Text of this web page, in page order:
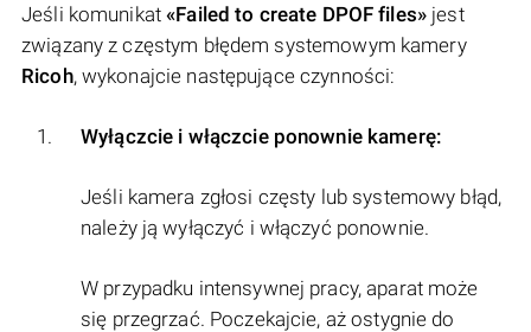
Jeśli komunikat«Failed to create DPOF files» jest
związany z częstym błędem systemowym kamery
Ricoh, wykonajcie następujące czynności:
Wyłączcie i włączcie ponownie kamerę:
Jeśli kamera zgłosi częsty lub systemowy błąd,
należy ją wyłączyć i włączyć ponownie.
W przypadku intensywnej pracy, aparat może
się przegrzać. Poczekajcie, aż ostygnie do